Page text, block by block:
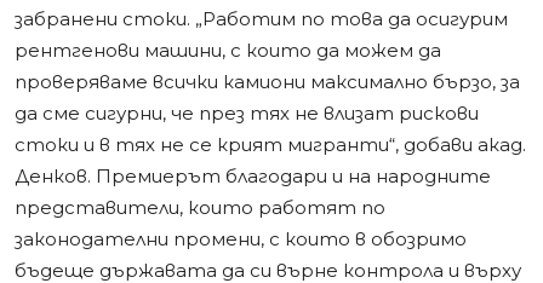
забранени стоки. „Работим по това да осигурим
рентгенови машини, с които да можем да
проверяваме всички камиони максимално бързо, за
да сме сигурни, че през тях не влизат рискови
стоки и в тях не се крият мигранти“, добави акад.
Денков. Премиерът благодари и на народните
представители, които работят по
законодателни промени, с които в обозримо
бъдеще държавата да си върне контрола и върху